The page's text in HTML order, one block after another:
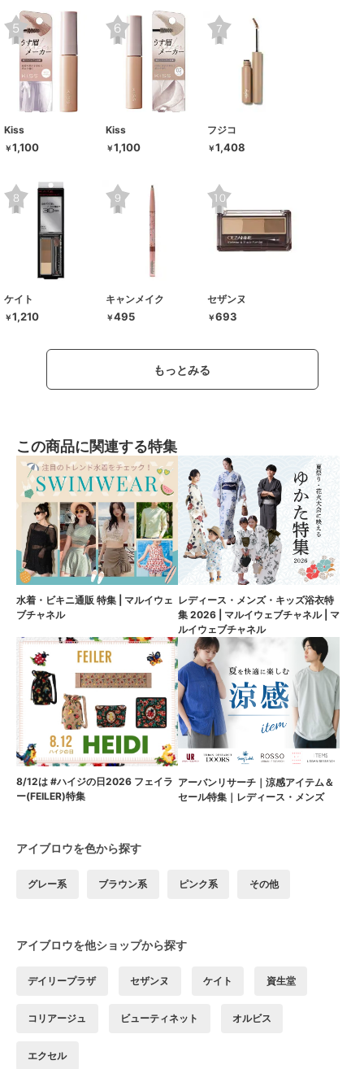
Kiss
￥1,100
Kiss
￥1,100
フジコ
￥1,408
ケイト
￥1,210
キャンメイク
￥495
セザンヌ
￥693
もっとみる
この商品に関連する特集
水着・ビキニ通販 特集 | マルイウェ
ブチャネル
レディース・メンズ・キッズ浴衣特
集 2026 | マルイウェブチャネル | マ
ルイウェブチャネル
8/12は #ハイジの日2026 フェイラ
ー(FEILER)特集
アーバンリサーチ｜涼感アイテム＆
セール特集｜レディース・メンズ
アイブロウを色から探す
グレー系 ブラウン系 ピンク系 その他
アイブロウを他ショップから探す
デイリープラザ セザンヌ ケイト 資生堂
コリアージュ ビューティネット オルビス
エクセル